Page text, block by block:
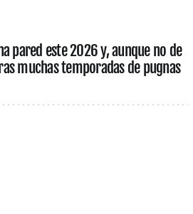
pared este 2026 y, aunque no de
muchas temporadas de pugnas